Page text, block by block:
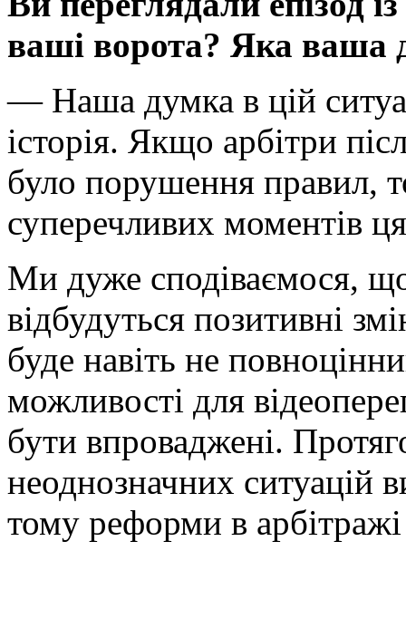
ваші ворота? Яка ваша
— Наша думка в цій
історія. Якщо арбітри
було порушення правил,
суперечливих моментів
Ми дуже сподіваємося,
відбудуться позитивні
буде навіть не
можливості для
бути впроваджені.
неоднозначних ситуацій
тому реформи в арбітражі